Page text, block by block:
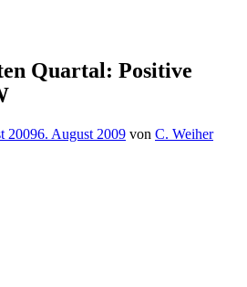
Quartal: Positive
20096. August 2009 von C. Weiher